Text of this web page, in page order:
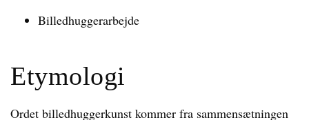
Billedhuggerarbejde
Etymologi
Ordet billedhuggerkunst kommer fra sammensætningen